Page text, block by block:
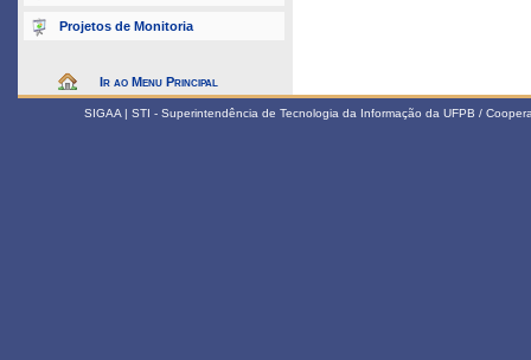
Projetos de Monitoria
Ir ao Menu Principal
SIGAA | STI - Superintendência de Tecnologia da Informação da UFPB /